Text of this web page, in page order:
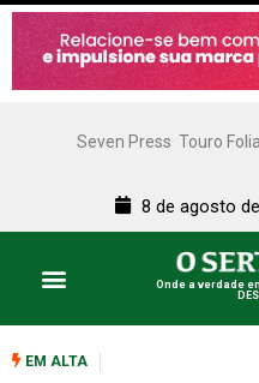
Seven Press Touro
8 de agosto
Onde a verdade
EM ALTA